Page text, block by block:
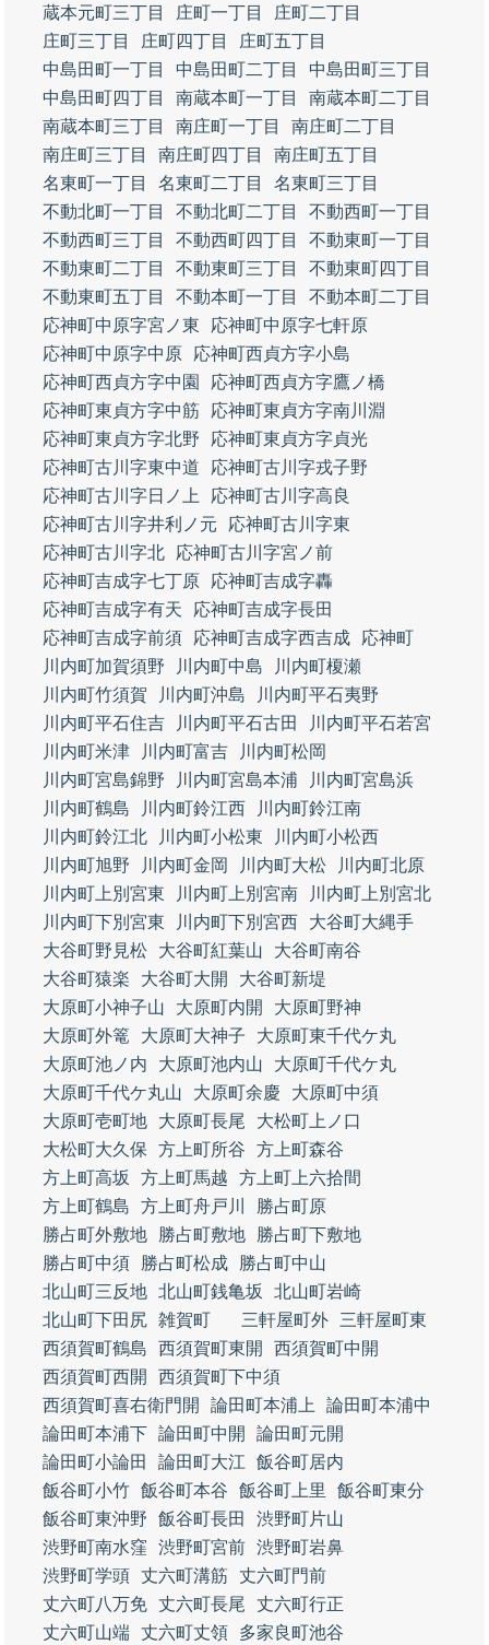
蔵本元町三丁目
庄町一丁目
庄町二丁目
庄町三丁目
庄町四丁目
庄町五丁目
中島田町一丁目
中島田町二丁目
中島田町三丁目
中島田町四丁目
南蔵本町一丁目
南蔵本町二丁目
南蔵本町三丁目
南庄町一丁目
南庄町二丁目
南庄町三丁目
南庄町四丁目
南庄町五丁目
名東町一丁目
名東町二丁目
名東町三丁目
不動北町一丁目
不動北町二丁目
不動西町一丁目
不動西町三丁目
不動西町四丁目
不動東町一丁目
不動東町二丁目
不動東町三丁目
不動東町四丁目
不動東町五丁目
不動本町一丁目
不動本町二丁目
応神町中原字宮ノ東
応神町中原字七軒原
応神町中原字中原
応神町西貞方字小島
応神町西貞方字中園
応神町西貞方字鷹ノ橋
応神町東貞方字中筋
応神町東貞方字南川淵
応神町東貞方字北野
応神町東貞方字貞光
応神町古川字東中道
応神町古川字戎子野
応神町古川字日ノ上
応神町古川字高良
応神町古川字井利ノ元
応神町古川字東
応神町古川字北
応神町古川字宮ノ前
応神町吉成字七丁原
応神町吉成字轟
応神町吉成字有天
応神町吉成字長田
応神町吉成字前須
応神町吉成字西吉成
応神町
川内町加賀須野
川内町中島
川内町榎瀬
川内町竹須賀
川内町沖島
川内町平石夷野
川内町平石住吉
川内町平石古田
川内町平石若宮
川内町米津
川内町富吉
川内町松岡
川内町宮島錦野
川内町宮島本浦
川内町宮島浜
川内町鶴島
川内町鈴江西
川内町鈴江南
川内町鈴江北
川内町小松東
川内町小松西
川内町旭野
川内町金岡 川内町大松
川内町北原
川内町上別宮東
川内町上別宮南
川内町上別宮北
川内町下別宮東
川内町下別宮西
大谷町大縄手
大谷町野見松
大谷町紅葉山
大谷町南谷
大谷町猿楽
大谷町大開
大谷町新堤
大原町小神子山
大原町内開
大原町野神
大原町外篭
大原町大神子
大原町東千代ケ丸
大原町池ノ内
大原町池内山
大原町千代ケ丸
大原町千代ケ丸山
大原町余慶
大原町中須
大原町壱町地
大原町長尾
大松町上ノ口
大松町大久保
方上町所谷
方上町森谷
方上町高坂
方上町馬越
方上町上六拾間
方上町鶴島
方上町舟戸川
勝占町原
勝占町外敷地
勝占町敷地
勝占町下敷地
勝占町中須
勝占町松成
勝占町中山
北山町三反地 北山町銭亀坂
北山町岩崎
北山町下田尻 雑賀町 三軒屋町外
三軒屋町東
西須賀町鶴島
西須賀町東開
西須賀町中開
西須賀町西開
西須賀町下中須
西須賀町喜右衛門開
論田町本浦上
論田町本浦中
論田町本浦下 論田町中開
論田町元開
論田町小論田
論田町大江
飯谷町居内
飯谷町小竹 飯谷町本谷 飯谷町上里
飯谷町東分
飯谷町東沖野
飯谷町長田
渋野町片山
渋野町南水窪
渋野町宮前 渋野町岩鼻
渋野町学頭 丈六町溝筋 丈六町門前
丈六町八万免 丈六町長尾
丈六町行正
丈六町山端 丈六町丈領 多家良町池谷